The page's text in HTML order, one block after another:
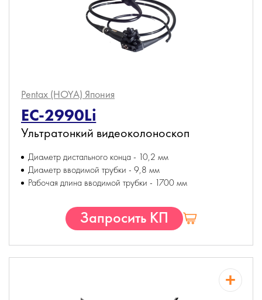
Pentax (HOYA) Япония
EC-2990Li
Ультратонкий видеоколоноскоп
Диаметр дистального конца - 10,2 мм
Диаметр вводимой трубки - 9,8 мм
Рабочая длина вводимой трубки - 1700 мм
Запросить КП